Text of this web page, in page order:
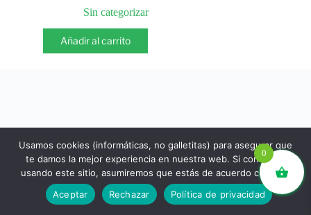
Sin categorizar
Añadir al carrito
libros.eco © - Desde Barcelona para el mundo 💚 |
Devoluciones y reembolsos|Política de Privacidad
0
Usamos cookies (informáticas, no galletitas) para asegurar que
te damos la mejor experiencia en nuestra web. Si continúas
usando este sitio, asumiremos que estás de acuerdo con ello.
Aceptar
Rechazar Política de privacidad